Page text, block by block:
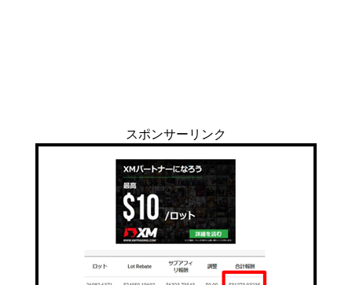
スポンサーリンク